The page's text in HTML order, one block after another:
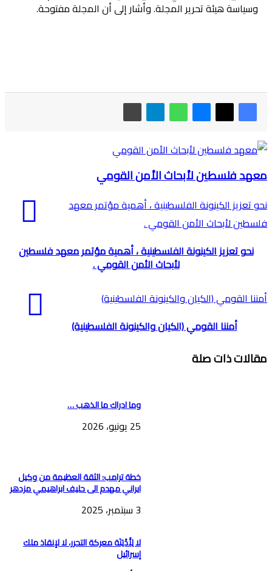
وسياسة هيئة تحرير المجلة. وأشار إلى أن المجلة مفتوحة.
معهد فلسطين لأبحاث الأمن القومي
نحو تعزيز الكينونة الفلسطينية ، أهمية مؤتمر معهد
فلسطين لأبحاث الأمن القومي .
نحو تعزيز الكينونة الفلسطينية ، أهمية مؤتمر معهد فلسطين
لأبحاث الأمن القومي .
أمننا القومي (الكيان والكينونة الفلسطينية)
أمننا القومي (الكيان والكينونة الفلسطينية)
مقالات ذات صلة
وما ادراك ما الذهب …
25 يونيو، 2026
خطة ترامب: الثقة العظيمة من وكيل
ايراني مهدم الى حليف ابراهيمي مزدهر
3 سبتمبر، 2025
لا لِأَدْيَنَة معركة التحرر، لا لإنقاذ ملك
إسرائيل